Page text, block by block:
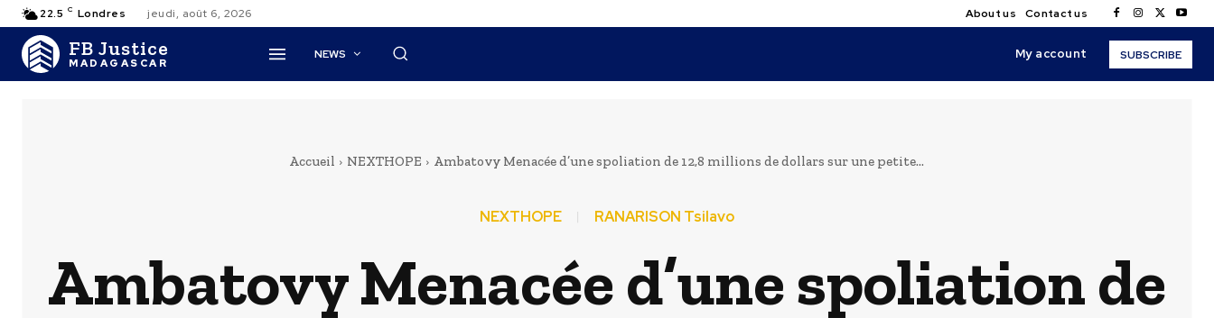
22.5 C Londres jeudi, août 6, 2026 About us Contact us
FB Justice
MADAGASCAR
NEWS My account SUBSCRIBE
Accueil NEXTHOPE Ambatovy Menacée d’une spoliation de 12,8 millions de dollars sur une petite...
NEXTHOPE RANARISON Tsilavo
Ambatovy Menacée d’une spoliation de